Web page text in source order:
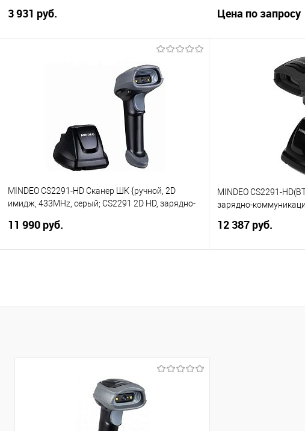
3 931 руб.
Сравнение
Цена по запросу
MINDEO CS2291-HD Сканер ШК {ручной, 2D
имидж, 433MHz, серый; CS2291 2D HD, зарядно-
11 990 руб.
Купить в 1 клик
Сравнение
MINDEO CS2291-
зарядно-
12 387 руб.
Купить в 1 клик